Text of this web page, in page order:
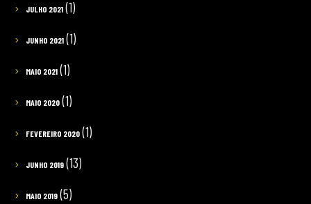
JULHO 2021(1)
JUNHO 2021(1)
MAIO 2021(1)
MAIO 2020(1)
FEVEREIRO 2020(1)
JUNHO 2019(13)
MAIO 2019(5)